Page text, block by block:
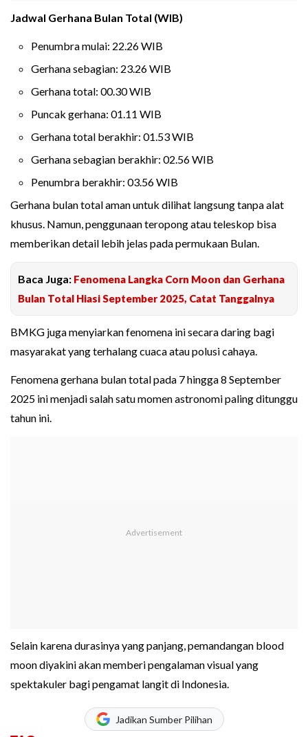
Jadwal Gerhana Bulan Total (WIB)
Penumbra mulai: 22.26 WIB
Gerhana sebagian: 23.26 WIB
Gerhana total: 00.30 WIB
Puncak gerhana: 01.11 WIB
Gerhana total berakhir: 01.53 WIB
Gerhana sebagian berakhir: 02.56 WIB
Penumbra berakhir: 03.56 WIB
Gerhana bulan total aman untuk dilihat langsung tanpa alat
khusus. Namun, penggunaan teropong atau teleskop bisa
memberikan detail lebih jelas pada permukaan Bulan.
Baca Juga: Fenomena Langka Corn Moon dan Gerhana
Bulan Total Hiasi September 2025, Catat Tanggalnya
BMKG juga menyiarkan fenomena ini secara daring bagi
masyarakat yang terhalang cuaca atau polusi cahaya.
Fenomena gerhana bulan total pada 7 hingga 8 September
2025 ini menjadi salah satu momen astronomi paling ditunggu
tahun ini.
Selain karena durasinya yang panjang, pemandangan blood
moon diyakini akan memberi pengalaman visual yang
spektakuler bagi pengamat langit di Indonesia.
Jadikan Sumber Pilihan